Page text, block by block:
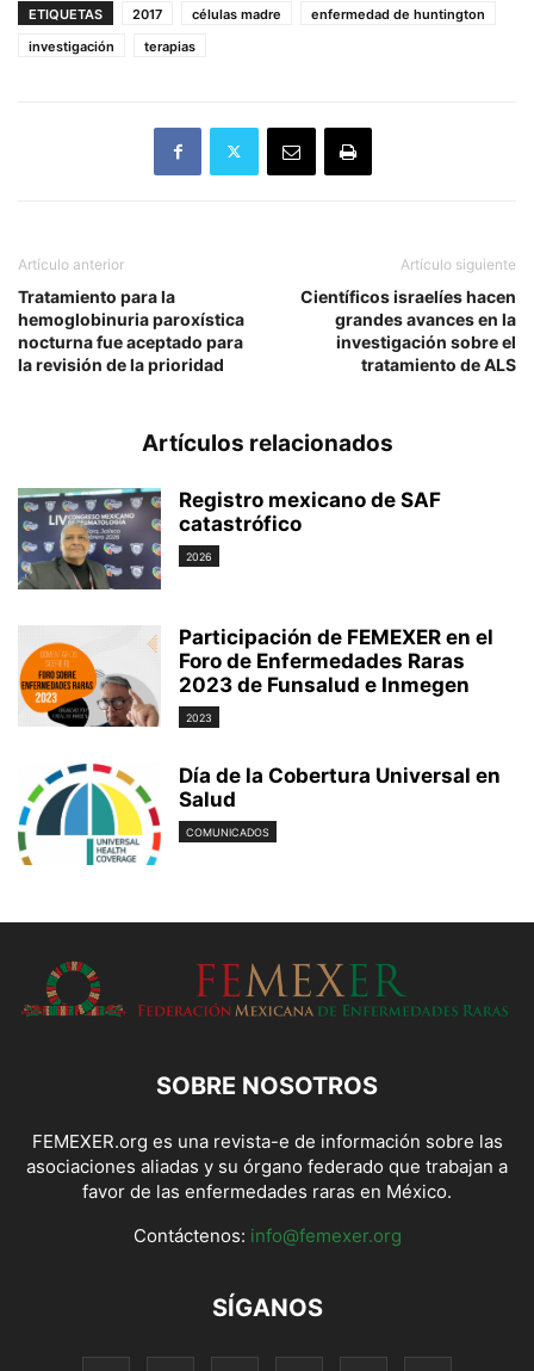
ETIQUETAS 2017 células madre
enfermedad de huntington
investigación
terapias
Artículo anterior
Tratamiento para la
hemoglobinuria paroxística
nocturna fue aceptado para
la revisión de la prioridad
Artículo siguiente
Científicos israelíes hacen
grandes avances en la
investigación sobre el
tratamiento de ALS
Artículos relacionados
Registro mexicano de SAF
catastrófico
2026
Participación de FEMEXER en el
Foro de Enfermedades Raras
2023 de Funsalud e Inmegen
2023
Día de la Cobertura Universal en
Salud
COMUNICADOS
SOBRE NOSOTROS
FEMEXER.org es una revista-e de información sobre las
asociaciones aliadas y su órgano federado que trabajan a
favor de las enfermedades raras en México.
Contáctenos: info@femexer.org
SÍGANOS